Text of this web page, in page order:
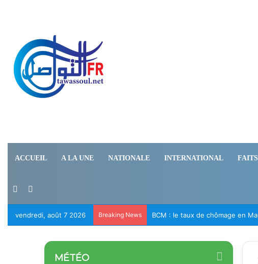
ACCUEIL A LA UNE NATIONALE INTERNATIONAL
Switch skin
vendredi, août 7 2026 Breaking News Le RFD appelle à la libération
MÉTÉO